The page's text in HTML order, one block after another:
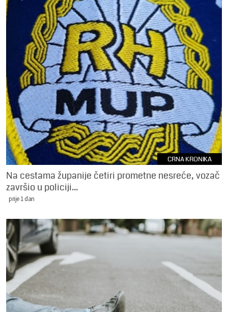
CRNA KRONIKA
Na cestama županije četiri prometne nesreće, vozač
završio u policiji...
prije 1 dan